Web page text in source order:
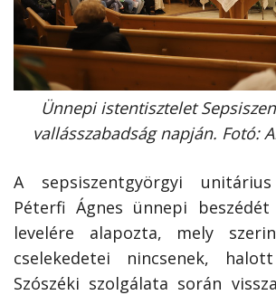
Ünnepi istentisztelet
vallásszabadság napján. Fotó:
A sepsiszentgyörgyi
Péterfi Ágnes ünnepi
levelére alapozta, mely
cselekedetei nincsenek, halott
Szószéki szolgálata során